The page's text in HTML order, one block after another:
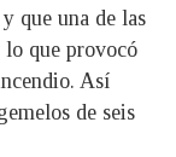
que una de las
lo que provocó
Así
de seis